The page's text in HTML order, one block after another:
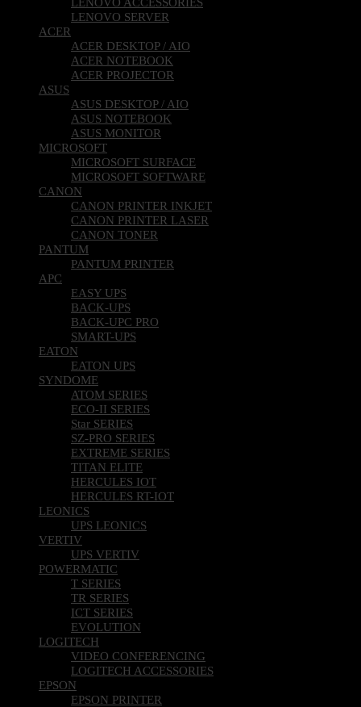
LENOVO SERVER
ACER
ACER DESKTOP / AIO
ACER NOTEBOOK
ACER PROJECTOR
ASUS
ASUS DESKTOP / AIO
ASUS NOTEBOOK
ASUS MONITOR
MICROSOFT
MICROSOFT SURFACE
MICROSOFT SOFTWARE
CANON
CANON PRINTER INKJET
CANON PRINTER LASER
CANON TONER
PANTUM
PANTUM PRINTER
APC
EASY UPS
BACK-UPS
BACK-UPC PRO
SMART-UPS
EATON
EATON UPS
SYNDOME
ATOM SERIES
ECO-II SERIES
Star SERIES
SZ-PRO SERIES
EXTREME SERIES
TITAN ELITE
HERCULES IOT
HERCULES RT-IOT
LEONICS
UPS LEONICS
VERTIV
UPS VERTIV
POWERMATIC
T SERIES
TR SERIES
ICT SERIES
EVOLUTION
LOGITECH
VIDEO CONFERENCING
LOGITECH ACCESSORIES
EPSON
EPSON PRINTER